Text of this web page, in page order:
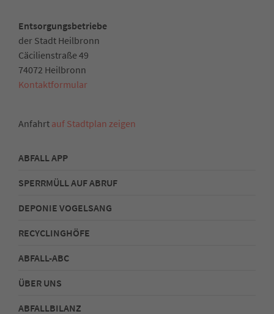
Entsorgungsbetriebe
der Stadt Heilbronn
Cäcilienstraße 49
74072 Heilbronn
Kontaktformular
Anfahrt auf Stadtplan zeigen
ABFALL APP
SPERRMÜLL AUF ABRUF
DEPONIE VOGELSANG
RECYCLINGHÖFE
ABFALL-ABC
ÜBER UNS
ABFALLBILANZ